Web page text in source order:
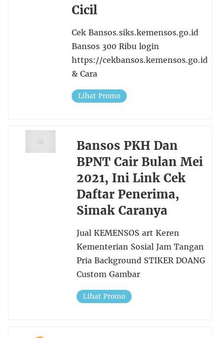
Cicil
Cek Bansos.siks.kemensos.go.id
Bansos 300 Ribu login
https://cekbansos.kemensos.go.id
& Cara
Lihat Promo
Bansos PKH Dan
BPNT Cair Bulan Mei
2021, Ini Link Cek
Daftar Penerima,
Simak Caranya
Jual KEMENSOS art Keren
Kementerian Sosial Jam Tangan
Pria Background STIKER DOANG
Custom Gambar
Lihat Promo